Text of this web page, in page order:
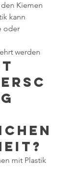
Kiemen
kann
oder
werden
mit Plastik